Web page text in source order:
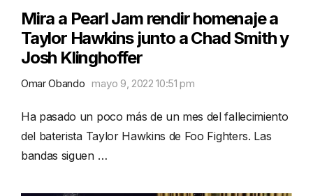
Mira a Pearl Jam rendir homenaje a
Taylor Hawkins junto a Chad Smith y
Josh Klinghoffer
Omar Obando mayo 9, 2022 10:51 pm
Ha pasado un poco más de un mes del fallecimiento
del baterista Taylor Hawkins de Foo Fighters. Las
bandas siguen …